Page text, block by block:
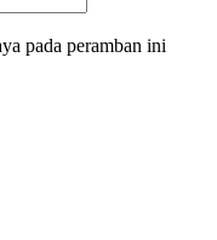
pada peramban ini